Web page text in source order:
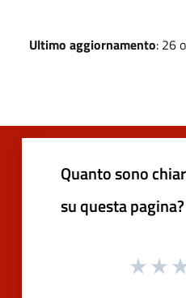
Ultimo aggiornamento: 26
Quanto sono
su questa pagina?